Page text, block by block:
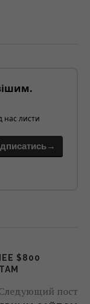
нас листи
$800
пост